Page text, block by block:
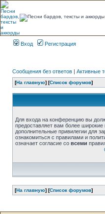
Вход Регистрация
Сообщения без ответов | Активные
[На главную] [Список форумов]
Для входа на конференцию вы
предоставляет вам более
дополнительные привилегии для
ознакомиться с правилами и
означает согласие со всеми
[На главную] [Список форумов]